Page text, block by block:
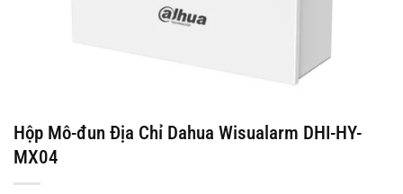
Hộp Mô-đun Địa Chỉ Dahua Wisualarm DHI-HY-
MX04